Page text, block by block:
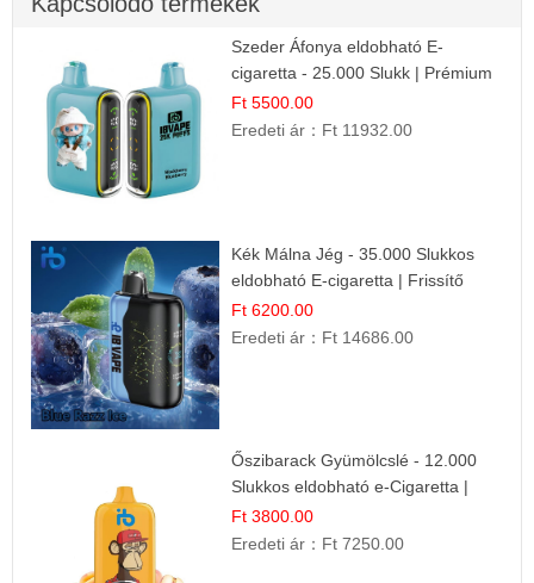
Szeder Áfonya eldobható E-
cigaretta - 25.000 Slukk | Prémium
Gyümölcs Íz
Ft 5500.00
Eredeti ár： Ft 11932.00
Kék Málna Jég - 35.000 Slukkos
eldobható E-cigaretta | Frissítő
Ízélmény
Ft 6200.00
Eredeti ár： Ft 14686.00
Őszibarack Gyümölcslé - 12.000
Slukkos eldobható e-Cigaretta |
Friss Gyümölcs Íz
Ft 3800.00
Eredeti ár： Ft 7250.00